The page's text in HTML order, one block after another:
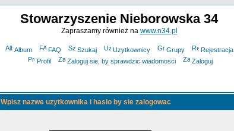
Stowarzyszenie Nieborowska 34
Zapraszamy również na www.n34.pl
Album FAQ Szukaj Uzytkownicy Grupy
Rejestracja
Profil
Zaloguj sie, by sprawdzic wiadomosci Zaloguj
Wpisz nazwe uzytkownika i haslo by sie zalogowac